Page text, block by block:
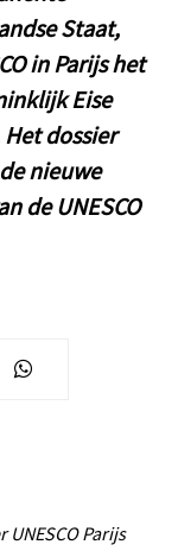
Staat,
in Parijs het
Eise
dossier
nieuwe
de UNESCO
Parijs